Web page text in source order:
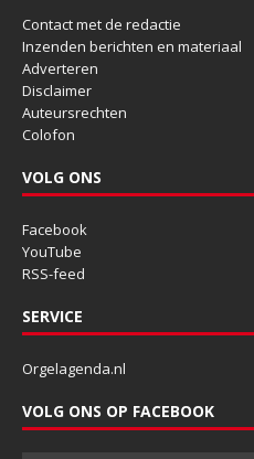
Contact met de redactie
Inzenden berichten en materiaal
Adverteren
Disclaimer
Auteursrechten
Colofon
VOLG ONS
Facebook
YouTube
RSS-feed
SERVICE
Orgelagenda.nl
VOLG ONS OP FACEBOOK